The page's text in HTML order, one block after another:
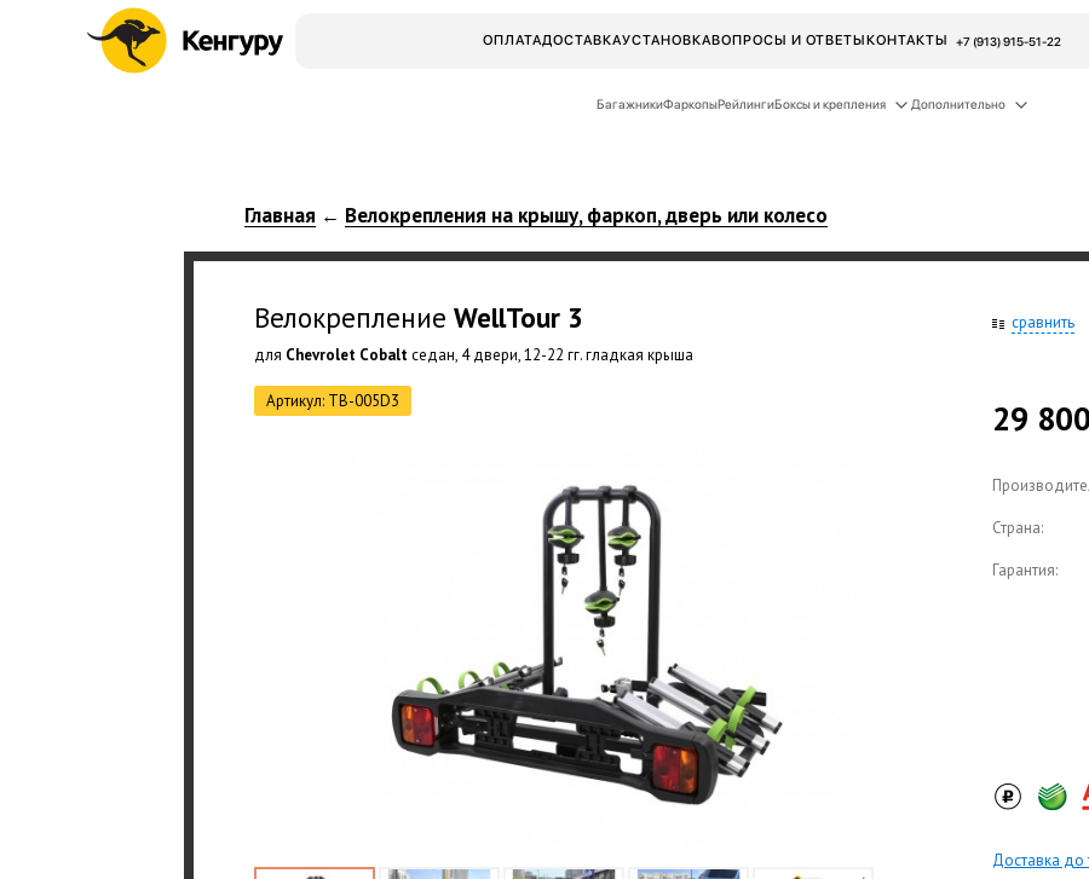
ОПЛАТАДОСТАВКАУСТАНОВКАВОПРОСЫ И ОТВЕТЫКОНТАКТЫ +7 (913) 915-51-22
БагажникиФаркопыРейлингиБоксы и крепления Дополнительно
Главная ← Велокрепления на крышу, фаркоп, дверь или колесо
Велокрепление WellTour 3
для Chevrolet Cobaltседан, 4 двери, 12-22 гг. гладкая крыша
Артикул: TB-005D3
сравнить
29 800
Страна:
Гарантия:
Доставка до